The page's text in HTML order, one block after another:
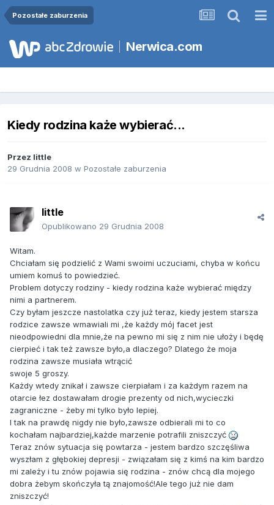
Pozostałe zaburzenia
Nerwica.com
Kiedy rodzina każe wybierać...
Przez little
29 Grudnia 2008 w Pozostałe zaburzenia
little
Opublikowano 29 Grudnia 2008
Witam.
Chciałam się podzielić z Wami swoimi uczuciami, chyba w końcu
umiem komuś to powiedzieć.
Problem dotyczy rodziny - kiedy rodzina każe wybierać między
nimi a partnerem.
Czy byłam jeszcze nastolatka czy już teraz, kiedy jestem starsza
rodzice zawsze wmawiali mi ,że każdy mój facet jest
nieodpowiedni dla mnie,że na pewno mi się z nim nie ułoży i będę
cierpieć i tak też zawsze było,a dlaczego? Dlatego że moja
rodzina zawsze musiała wtrącić
swoje 5 groszy.
Każdy wtedy znikał i zawsze cierpiałam i za każdym razem na
otarcie łez dostawałam drogie prezenty od nich,wycieczki
zagraniczne - żeby mi tylko było lepiej.
I tak na prawdę nigdy nie było,zawsze odbierali mi to co
kochałam najbardziej,każde marzenie potrafili zniszczyć
Teraz znów sytuacja się powtarza - jestem bardzo szczęśliwa
wyszłam z głębokiej depresji - związałam się z kimś na kim bardzo
mi zależy i tu znów pojawia się rodzina - znów chcą dla mojego
dobra żebym skończyła tą znajomość!Ale tego już nie dam
zniszczyć!